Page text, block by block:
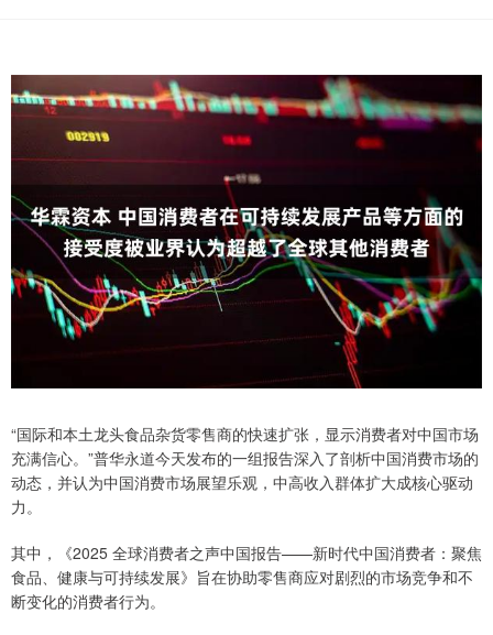
“国际和本土龙头食品杂货零售商的快速扩张，显示消费者对中国市场
充满信心。”普华永道今天发布的一组报告深入了剖析中国消费市场的
动态，并认为中国消费市场展望乐观，中高收入群体扩大成核心驱动
力。
其中，《2025 全球消费者之声中国报告——新时代中国消费者：聚焦
食品、健康与可持续发展》旨在协助零售商应对剧烈的市场竞争和不
断变化的消费者行为。